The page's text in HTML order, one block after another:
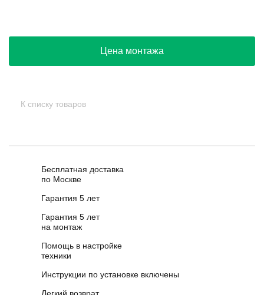
Цена монтажа
К списку товаров
Бесплатная доставка
по Москве
Гарантия 5 лет
Гарантия 5 лет
на монтаж
Помощь в настройке
техники
Инструкции по установке включены